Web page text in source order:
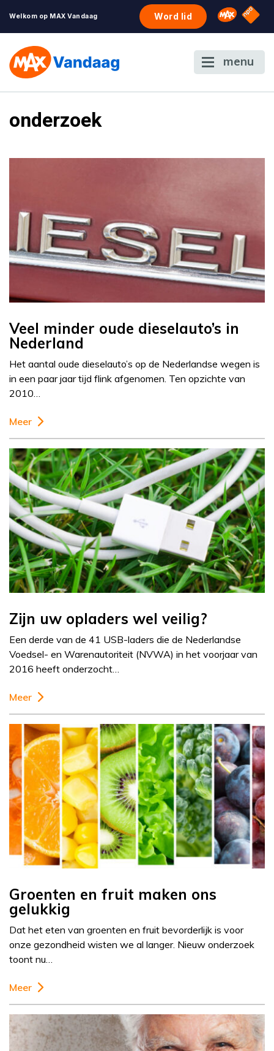
Welkom op MAX Vandaag Word lid Omroep
NPO
menu
onderzoek
Veel minder oude dieselauto’s in
Nederland
Het aantal oude dieselauto’s op de Nederlandse wegen is
in een paar jaar tijd flink afgenomen. Ten opzichte van
2010…
Meer
Zijn uw opladers wel veilig?
Een derde van de 41 USB-laders die de Nederlandse
Voedsel- en Warenautoriteit (NVWA) in het voorjaar van
2016 heeft onderzocht…
Meer
Groenten en fruit maken ons
gelukkig
Dat het eten van groenten en fruit bevorderlijk is voor
onze gezondheid wisten we al langer. Nieuw onderzoek
toont nu…
Meer